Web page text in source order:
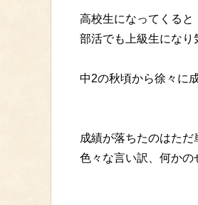
高校生になってくると
部活でも上級生になり
中2の秋頃から徐々に
成績が落ちたのはた
色々な言い訳、何か